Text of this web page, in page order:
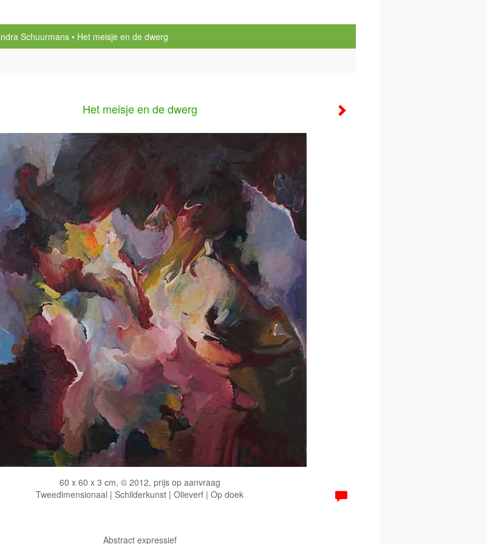
Schuurmans
Het meisje en de dwerg
Het meisje en de dwerg
60 x 60 x 3 cm, © 2012, prijs op aanvraag
Tweedimensionaal | Schilderkunst | Olieverf | Op doek
Abstract expressief